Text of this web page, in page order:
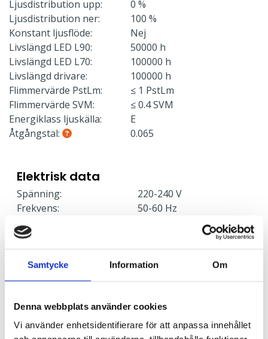
Samtycke Information Om
Denna webbplats använder cookies
Vi använder enhetsidentifierare för att anpassa innehållet
Ljusdistribution upp:
0 %
Ljusdistribution ner:
100 %
Konstant ljusflöde:
Nej
Livslängd LED L90:
50000 h
Livslängd LED L70:
100000 h
Livslängd drivare:
100000 h
Flimmervärde PstLm:
≤ 1 PstLm
Flimmervärde SVM:
≤ 0.4 SVM
Energiklass ljuskälla:
E
Åtgångstal:
0.065
Elektrisk data
Spänning:
220-240 V
Frekvens:
50-60 Hz
Effektfaktor:
Skyddsklass:
Effekt:
16 W
Armaturer/C10A säkring:
41
Armaturer/C16A säkring:
66
Armaturer/B16A säkring:
40
Överspänningsskydd CM
2